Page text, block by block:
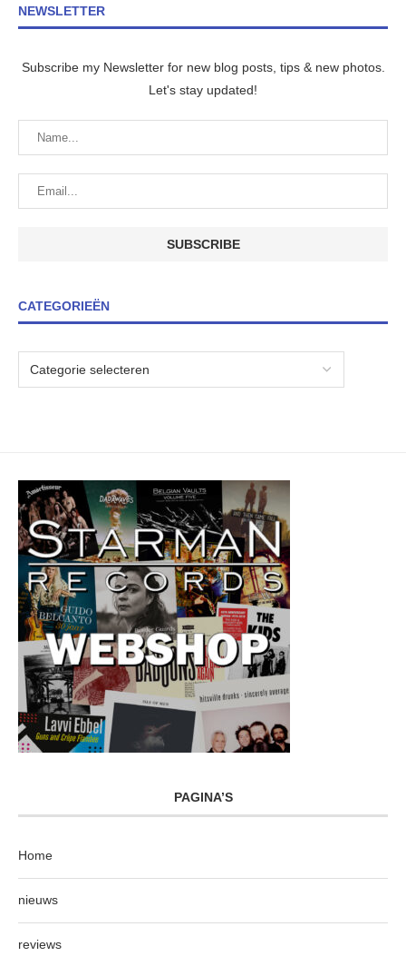
NEWSLETTER
Subscribe my Newsletter for new blog posts, tips & new photos.
Let's stay updated!
CATEGORIEËN
PAGINA’S
Home
nieuws
reviews